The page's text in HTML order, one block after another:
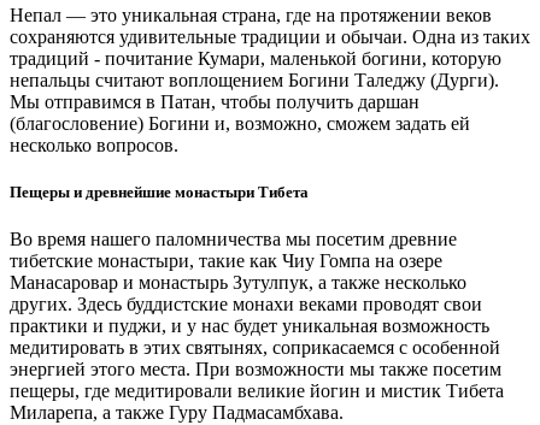
Непал — это уникальная страна, где на протяжении веков
сохраняются удивительные традиции и обычаи. Одна из таких
традиций - почитание Кумари, маленькой богини, которую
непальцы считают воплощением Богини Таледжу (Дурги).
Мы отправимся в Патан, чтобы получить даршан
(благословение) Богини и, возможно, сможем задать ей
несколько вопросов.
Пещеры и древнейшие монастыри Тибета
Во время нашего паломничества мы посетим древние
тибетские монастыри, такие как Чиу Гомпа на озере
Манасаровар и монастырь Зутулпук, а также несколько
других. Здесь буддистские монахи веками проводят свои
практики и пуджи, и у нас будет уникальная возможность
медитировать в этих святынях, соприкасаемся с особенной
энергией этого места. При возможности мы также посетим
пещеры, где медитировали великие йогин и мистик Тибета
Миларепа, а также Гуру Падмасамбхава.